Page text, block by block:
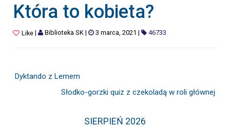
Która to kobieta?
Like| Biblioteka SK| 3 marca, 2021 | 46733
Dyktando z Lemem
Słodko-gorzki quiz z czekoladą w roli głównej
SIERPIEŃ 2026